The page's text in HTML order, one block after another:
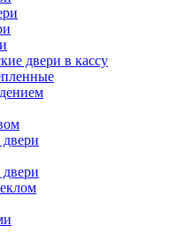
двери в кассу